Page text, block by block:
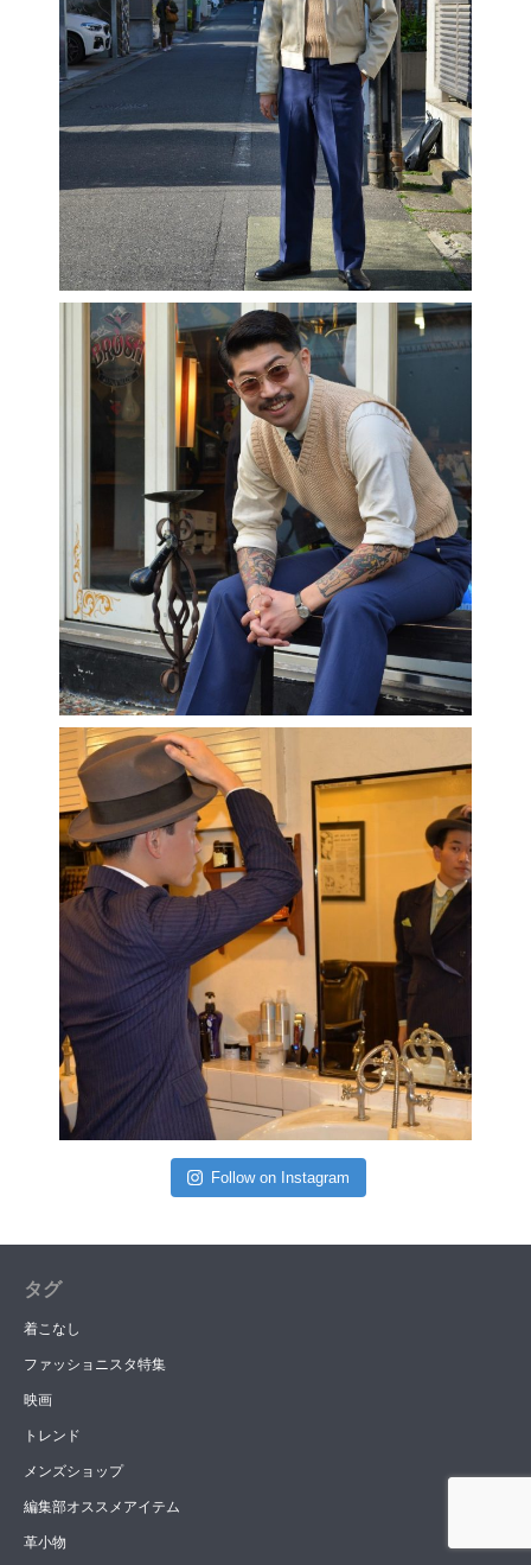
Follow on Instagram
タグ
着こなし
ファッショニスタ特集
映画
トレンド
メンズショップ
編集部オススメアイテム
革小物
BRAND LIST CONTACT